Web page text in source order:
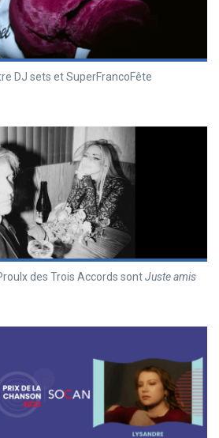
DJ sets et SuperFrancoFête
des Trois Accords sontJuste amis